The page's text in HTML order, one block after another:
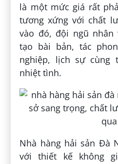
là một mức giá rất
tương xứng với chất
vào đó, đội ngũ nhân
tạo bài bản, tác
nghiệp, lịch sự cùng
nhiệt tình.
Nhà hàng hải sản Đà
với thiết kế không